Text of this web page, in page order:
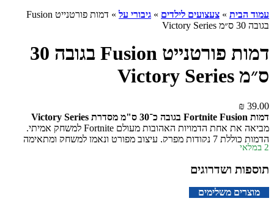
עמוד הבית» צעצועים לילדים» גיבורי על
» דמות פורטנייט Fusion
בגובה 30 ס״מ Victory Series
דמות פורטנייט Fusion בגובה 30
ס״מ Victory Series
₪ 39.00
דמות Fortnite Fusion בגובה כ־30 ס"מ מסדרת Victory Series
מביאה את אחת הדמויות האהובות מעולם Fortnite למשחק אמיתי.
הדמות כוללת 7 נקודות מפרק, עיצוב מפורט ונאמן למשחק ומתאימה
2 במלאי
תוספות ושדרוגים
מוצרים משלימים